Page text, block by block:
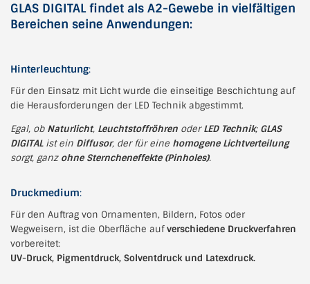
GLAS DIGITAL findet als A2-Gewebe in vielfältigen
Bereichen seine Anwendungen:
Hinterleuchtung:
Für den Einsatz mit Licht wurde die einseitige Beschichtung auf
die Herausforderungen der LED Technik abgestimmt.
Egal, ob Naturlicht, Leuchtstoffröhren oderLED Technik;GLAS
DIGITAList ein Diffusor, der für eine homogene Lichtverteilung
sorgt, ganz ohne Sterncheneffekte (Pinholes).
Druckmedium:
Für den Auftrag von Ornamenten, Bildern, Fotos oder
Wegweisern, ist die Oberfläche aufverschiedene Druckverfahren
vorbereitet:
UV-Druck, Pigmentdruck, Solventdruck und Latexdruck.